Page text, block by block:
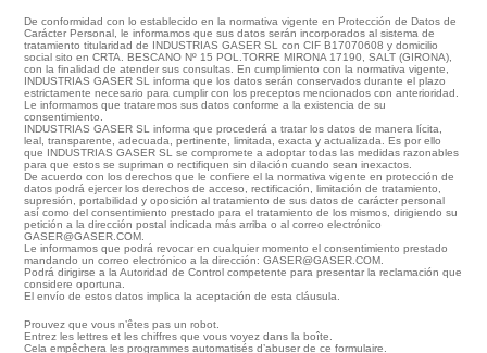
De conformidad con lo establecido en la normativa vigente en Protección de Datos de
Carácter Personal, le informamos que sus datos serán incorporados al sistema de
tratamiento titularidad de INDUSTRIAS GASER SL con CIF B17070608 y domicilio
social sito en CRTA. BESCANO Nº 15 POL.TORRE MIRONA 17190, SALT (GIRONA),
con la finalidad de atender sus consultas. En cumplimiento con la normativa vigente,
INDUSTRIAS GASER SL informa que los datos serán conservados durante el plazo
estrictamente necesario para cumplir con los preceptos mencionados con anterioridad.
Le informamos que trataremos sus datos conforme a la existencia de su
consentimiento.
INDUSTRIAS GASER SL informa que procederá a tratar los datos de manera lícita,
leal, transparente, adecuada, pertinente, limitada, exacta y actualizada. Es por ello
que INDUSTRIAS GASER SL se compromete a adoptar todas las medidas razonables
para que estos se supriman o rectifiquen sin dilación cuando sean inexactos.
De acuerdo con los derechos que le confiere el la normativa vigente en protección de
datos podrá ejercer los derechos de acceso, rectificación, limitación de tratamiento,
supresión, portabilidad y oposición al tratamiento de sus datos de carácter personal
así como del consentimiento prestado para el tratamiento de los mismos, dirigiendo su
petición a la dirección postal indicada más arriba o al correo electrónico
GASER@GASER.COM.
Le informamos que podrá revocar en cualquier momento el consentimiento prestado
mandando un correo electrónico a la dirección: GASER@GASER.COM.
Podrá dirigirse a la Autoridad de Control competente para presentar la reclamación que
considere oportuna.
El envío de estos datos implica la aceptación de esta cláusula.
Prouvez que vous n’êtes pas un robot.
Entrez les lettres et les chiffres que vous voyez dans la boîte.
Cela empêchera les programmes automatisés d’abuser de ce formulaire.